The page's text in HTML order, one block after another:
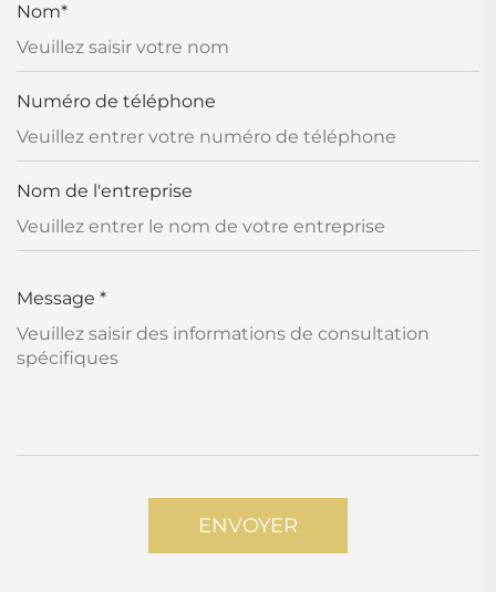
Nom*
Numéro de téléphone
Nom de l'entreprise
Message *
ENVOYER